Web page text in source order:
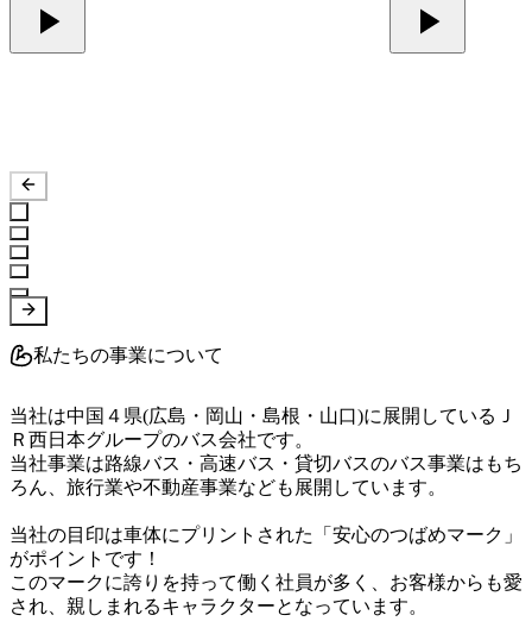
私たちの事業について
当社は中国４県(広島・岡山・島根・山口)に展開しているＪ
Ｒ西日本グループのバス会社です。
当社事業は路線バス・高速バス・貸切バスのバス事業はもち
ろん、旅行業や不動産事業なども展開しています。
当社の目印は車体にプリントされた「安心のつばめマーク」
がポイントです！
このマークに誇りを持って働く社員が多く、お客様からも愛